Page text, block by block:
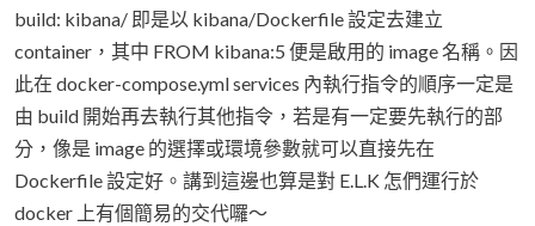
build: kibana/ 即是以 kibana/Dockerfile 設定去建立
container，其中 FROM kibana:5 便是啟用的 image 名稱。因
此在 docker-compose.yml services 內執行指令的順序一定是
由 build 開始再去執行其他指令，若是有一定要先執行的部
分，像是 image 的選擇或環境參數就可以直接先在
Dockerfile 設定好。講到這邊也算是對 E.L.K 怎們運行於
docker 上有個簡易的交代囉～